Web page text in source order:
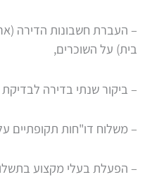
– העברת חשבונות הדירה
בית) על השוכרים,
– ביקור שנתי בדירה
– משלוח דו"חות תקופתיים
– הפעלת בעלי מקצוע